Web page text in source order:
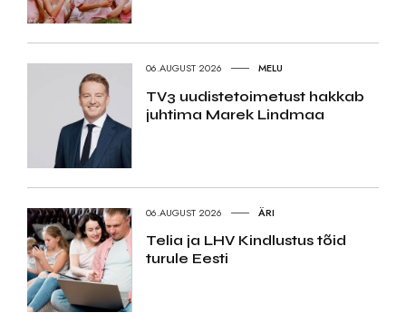
06.AUGUST 2026 MELU
TV3 uudistetoimetust hakkab
juhtima Marek Lindmaa
06.AUGUST 2026 ÄRI
Telia ja LHV Kindlustus tõid
turule Eesti